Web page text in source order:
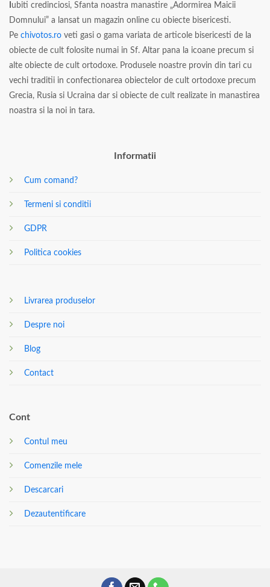
ubiti credinciosi, Sfanta noastra manastire „Adormirea Maicii
Domnului” a lansat un magazin online cu obiecte bisericesti.
Pe chivotos.ro veti gasi o gama variata de articole bisericesti de la
obiecte de cult folosite numai in Sf. Altar pana la icoane precum si
alte obiecte de cult ortodoxe. Produsele noastre provin din tari cu
vechi traditii in confectionarea obiectelor de cult ortodoxe precum
Grecia, Rusia si Ucraina dar si obiecte de cult realizate in manastirea
noastra si la noi in tara.
Informatii
Cum comand?
Termeni si conditii
GDPR
Politica cookies
Livrarea produselor
Despre noi
Blog
Contact
Cont
Contul meu
Comenzile mele
Descarcari
Dezautentificare